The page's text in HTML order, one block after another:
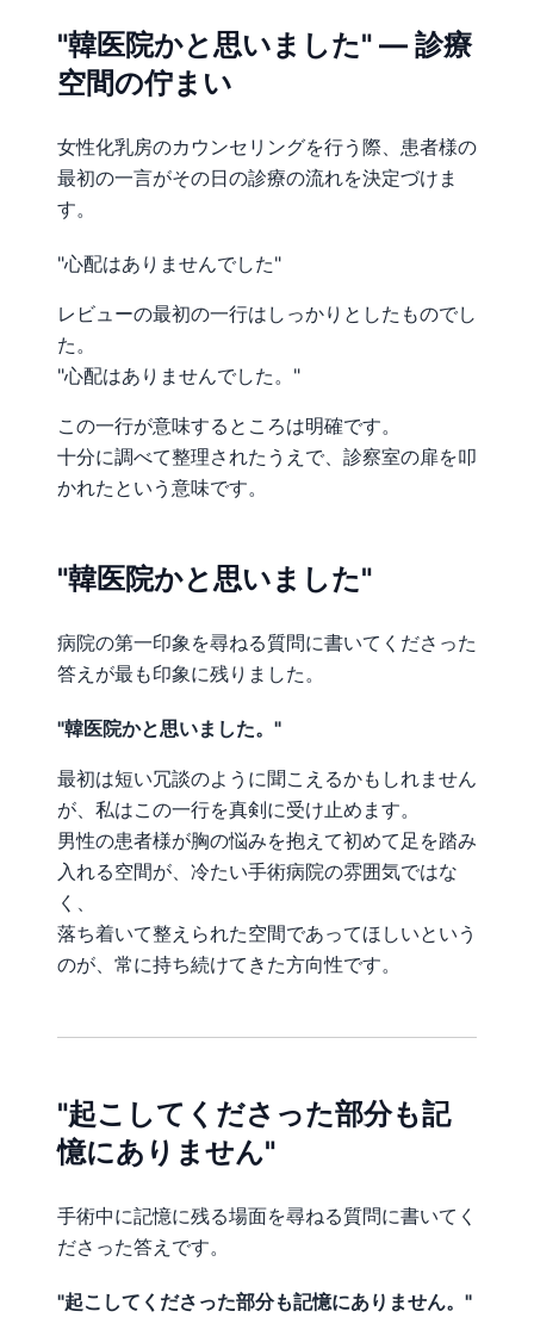
"韓医院かと思いました" — 診療
空間の佇まい
女性化乳房のカウンセリングを行う際、患者様の
最初の一言がその日の診療の流れを決定づけま
す。
"心配はありませんでした"
レビューの最初の一行はしっかりとしたものでし
た。
"心配はありませんでした。"
この一行が意味するところは明確です。
十分に調べて整理されたうえで、診察室の扉を叩
かれたという意味です。
"韓医院かと思いました"
病院の第一印象を尋ねる質問に書いてくださった
答えが最も印象に残りました。
"韓医院かと思いました。"
最初は短い冗談のように聞こえるかもしれません
が、私はこの一行を真剣に受け止めます。
男性の患者様が胸の悩みを抱えて初めて足を踏み
入れる空間が、冷たい手術病院の雰囲気ではな
く、
落ち着いて整えられた空間であってほしいという
のが、常に持ち続けてきた方向性です。
"起こしてくださった部分も記
憶にありません"
手術中に記憶に残る場面を尋ねる質問に書いてく
ださった答えです。
"起こしてくださった部分も記憶にありません。"